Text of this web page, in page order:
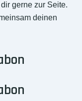
gerne zur Seite.
deinen